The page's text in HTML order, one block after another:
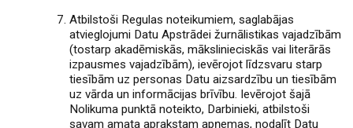
Atbilstoši Regulas noteikumiem, saglabājas
atvieglojumi Datu Apstrādei žurnālistikas vajadzībām
(tostarp akadēmiskās, mākslinieciskās vai literārās
izpausmes vajadzībām), ievērojot līdzsvaru starp
tiesībām uz personas Datu aizsardzību un tiesībām
uz vārda un informācijas brīvību. Ievērojot šajā
Nolikuma punktā noteikto, Darbinieki, atbilstoši
savam amata aprakstam apņemas, nodalīt Datu